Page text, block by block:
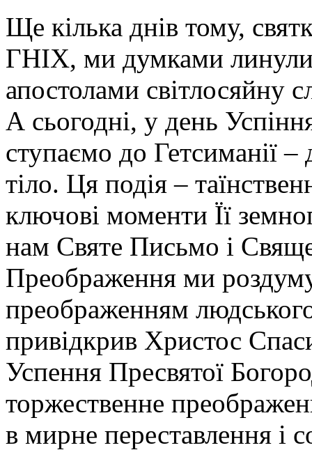
Ще кілька днів тому,
ГНІХ, ми думками линули
апостолами світлосяйну
А сьогодні, у день
ступаємо до Гетсиманії –
тіло. Ця подія –
ключові моменти Її
нам Святе Письмо і
Преображення ми
преображенням
привідкрив Христос
Успення Пресвятої
торжественне
в мирне переставлення і